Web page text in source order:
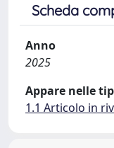
Scheda
Anno
2025
Appare nelle
1.1 Articolo in